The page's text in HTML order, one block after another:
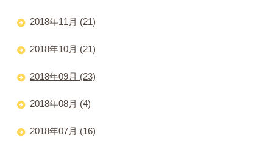
2018年11月 (21)
2018年10月 (21)
2018年09月 (23)
2018年08月 (4)
2018年07月 (16)